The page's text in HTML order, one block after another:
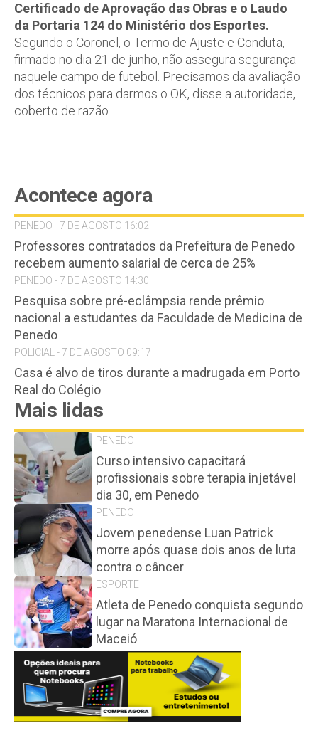
Certificado de Aprovação das Obras e o Laudo
da Portaria 124 do Ministério dos Esportes.
Segundo o Coronel, o Termo de Ajuste e Conduta,
firmado no dia 21 de junho, não assegura segurança
naquele campo de futebol. Precisamos da avaliação
dos técnicos para darmos o OK, disse a autoridade,
coberto de razão.
Acontece agora
PENEDO - 7 DE AGOSTO 16:02
Professores contratados da Prefeitura de Penedo
recebem aumento salarial de cerca de 25%
PENEDO - 7 DE AGOSTO 14:30
Pesquisa sobre pré-eclâmpsia rende prêmio
nacional a estudantes da Faculdade de Medicina de
Penedo
POLICIAL - 7 DE AGOSTO 09:17
Casa é alvo de tiros durante a madrugada em Porto
Real do Colégio
Mais lidas
PENEDO
Curso intensivo capacitará
profissionais sobre terapia injetável
dia 30, em Penedo
PENEDO
Jovem penedense Luan Patrick
morre após quase dois anos de luta
contra o câncer
ESPORTE
Atleta de Penedo conquista segundo
lugar na Maratona Internacional de
Maceió